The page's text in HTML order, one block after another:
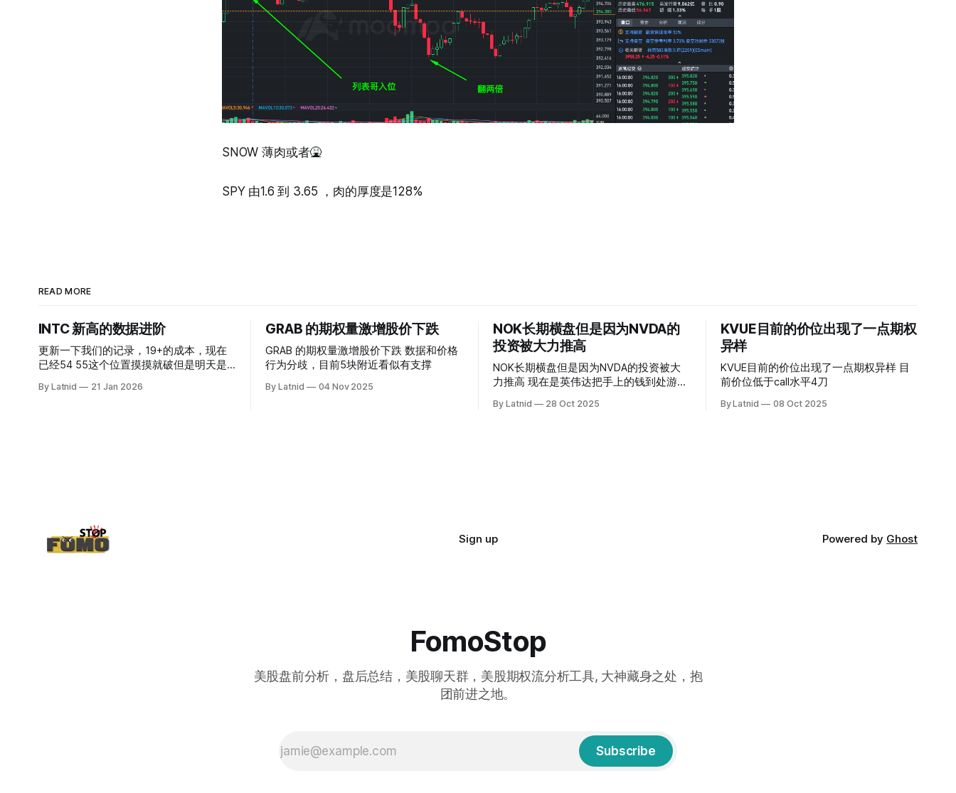
SNOW 薄肉或者🤮
SPY 由1.6 到 3.65 ，肉的厚度是128%
READ MORE
INTC 新高的数据进阶
更新一下我们的记录，19+的成本，现在
已经54 55这个位置摸摸就破但是明天是
而应该谨慎，数据很明显偏向多头，47的
By Latnid 21 Jan 2026
GRAB 的期权量激增股价下跌
GRAB 的期权量激增股价下跌 数据和价格
行为分歧，目前5块附近看似有支撑
By Latnid 04 Nov 2025
NOK长期横盘但是因为NVDA的
投资被大力推高
NOK长期横盘但是因为NVDA的投资被大
力推高 现在是英伟达把手上的钱到处游走
By Latnid 28 Oct 2025
KVUE目前的价位出现了一点期权
异样
KVUE目前的价位出现了一点期权异样 目
前价位低于call水平4刀
By Latnid 08 Oct 2025
Sign up Powered by Ghost
FomoStop
美股盘前分析，盘后总结，美股聊天群，美股期权流分析工具, 大神藏身之处，抱
团前进之地。
Subscribe